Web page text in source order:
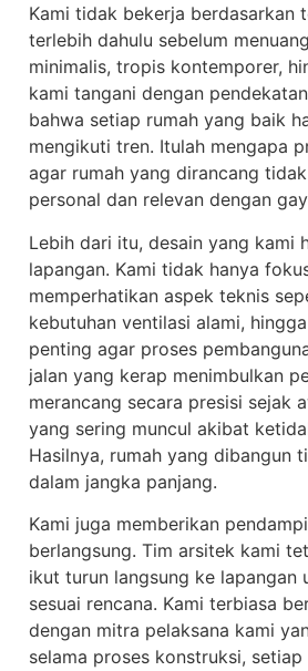
Kami tidak bekerja berdasarkan
terlebih dahulu sebelum
minimalis, tropis kontemporer,
kami tangani dengan
bahwa setiap rumah yang baik
mengikuti tren. Itulah mengapa
agar rumah yang dirancang
personal dan relevan dengan
Lebih dari itu, desain yang kami
lapangan. Kami tidak hanya
memperhatikan aspek teknis
kebutuhan ventilasi alami,
penting agar proses
jalan yang kerap menimbulkan
merancang secara presisi sejak
yang sering muncul akibat
Hasilnya, rumah yang dibangun
dalam jangka panjang.
Kami juga memberikan
berlangsung. Tim arsitek kami
ikut turun langsung ke lapangan
sesuai rencana. Kami terbiasa
dengan mitra pelaksana kami
selama proses konstruksi,